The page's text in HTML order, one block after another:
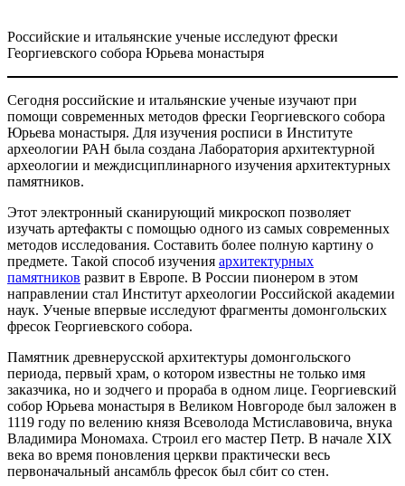
Российские и итальянские ученые исследуют фрески
Георгиевского собора Юрьева монастыря
Сегодня российские и итальянские ученые изучают при
помощи современных методов фрески Георгиевского собора
Юрьева монастыря. Для изучения росписи в Институте
археологии РАН была создана Лаборатория архитектурной
археологии и междисциплинарного изучения архитектурных
памятников.
Этот электронный сканирующий микроскоп позволяет
изучать артефакты с помощью одного из самых современных
методов исследования. Составить более полную картину о
предмете. Такой способ изучения архитектурных
памятников развит в Европе. В России пионером в этом
направлении стал Институт археологии Российской академии
наук. Ученые впервые исследуют фрагменты домонгольских
фресок Георгиевского собора.
Памятник древнерусской архитектуры домонгольского
периода, первый храм, о котором известны не только имя
заказчика, но и зодчего и прораба в одном лице. Георгиевский
собор Юрьева монастыря в Великом Новгороде был заложен в
1119 году по велению князя Всеволода Мстиславовича, внука
Владимира Мономаха. Строил его мастер Петр. В начале XIX
века во время поновления церкви практически весь
первоначальный ансамбль фресок был сбит со стен.